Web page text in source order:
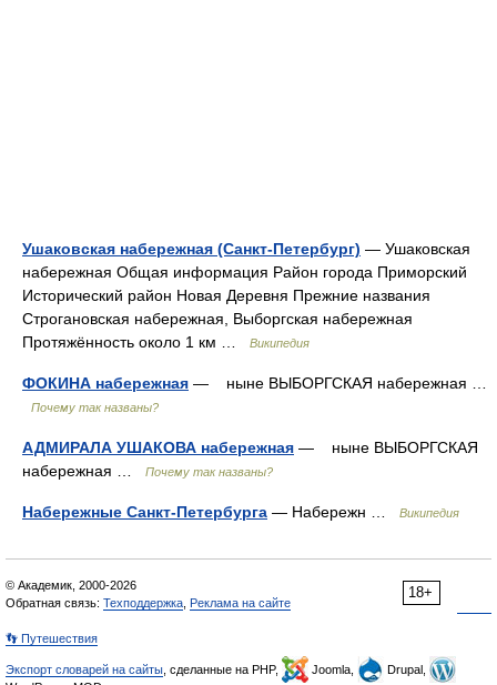
Ушаковская набережная (Санкт-Петербург) — Ушаковская
набережная Общая информация Район города Приморский
Исторический район Новая Деревня Прежние названия
Строгановская набережная, Выборгская набережная
Протяжённость около 1 км …
Википедия
ФОКИНА набережная — ныне ВЫБОРГСКАЯ набережная …
Почему так названы?
АДМИРАЛА УШАКОВА набережная — ныне ВЫБОРГСКАЯ
набережная …
Почему так названы?
Набережные Санкт-Петербурга — Набережн … Википедия
18+
© Академик, 2000-2026
Обратная связь: Техподдержка Реклама на сайте
👣 Путешествия
Экспорт словарей на сайты , сделанные на PHP, Joomla,
Drupal,